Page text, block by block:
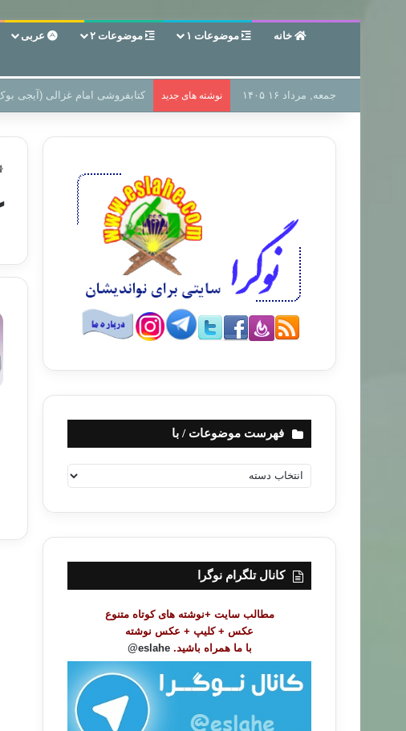
خانه موضوعات ۱ موضوعات ۲ عربی
جمعه, مرداد ۱۶ ۱۴۰۵ نوشته های جدید سر دفتر فساد در زمین‌، دوری
فهرست موضوعات / با
ه
ت
ض
کانال تلگرام نوگرا
مطالب سایت +نوشته های کوتاه متنوع
عکس + کلیپ + عکس نوشته
با ما همراه باشید. eslahe@